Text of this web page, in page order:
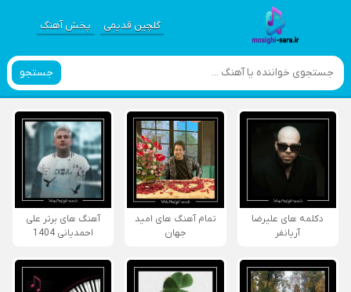
گلچین قدیمی پخش آهنگ
جستجو
دکلمه های علیرضا
آریانفر
تمام آهنگ های امید
جهان
آهنگ های برتر علی
احمدیانی 1404